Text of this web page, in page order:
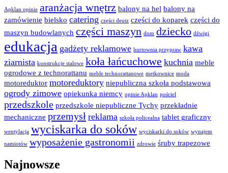
Apklan opinie aranżacja wnętrz balony na hel balony na
zamówienie bielsko catering części deutz części do koparek części do
maszyn budowlanych części maszyn dom dziecko dźwigi
edukacja gadżety reklamowe hurtownia przypraw kawa
ziarnista konstrukcje stalowe koła łańcuchowe kuchnia meble
ogrodowe z technorattanu meble technorattanowe metkownice moda
motoreduktor motoreduktory niepubliczna szkoła podstawowa
ogrody zimowe opiekunka niemcy opinie Apklan pościel
przedszkole przedszkole niepubliczne Tychy przekładnie
mechaniczne przemysł reklama szkoła policealna tablet graficzny
wentylacja wyciskarka do soków wyciskarki do soków wynajem
namiotów wyposażenie gastronomii zdrowie śruby trapezowe
Najnowsze